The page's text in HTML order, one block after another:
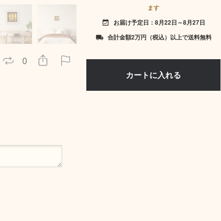
0
ます
event_available お届け予定日：8月22日～8月27日
local_shipping 合計金額2万円（税込）以上で送料無料